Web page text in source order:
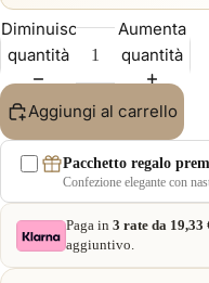
Diminuisci
quantità
Aumenta
quantità
Aggiungi al carrello
Pacchetto regalo
Confezione elegante con
Paga in 3 rate da 19,33
aggiuntivo.